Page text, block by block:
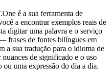
é a sua ferramenta de
a encontrar exemplos reais de
digitar uma palavra e o serviço
frases de fontes bilíngues em
a sua tradução para o idioma de
de significado e o uso
uma expressão do dia a dia.